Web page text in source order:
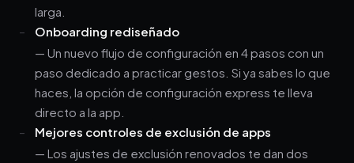
larga.
Onboarding rediseñado
— Un nuevo flujo de configuración en 4 pasos con un
paso dedicado a practicar gestos. Si ya sabes lo que
haces, la opción de configuración express te lleva
directo a la app.
Mejores controles de exclusión de apps
— Los ajustes de exclusión renovados te dan dos